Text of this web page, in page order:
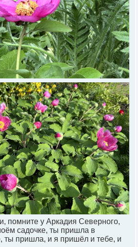
помните у Аркадия Северного,
садочке, ты пришла в
ты пришла, и я пришёл и тебе, и